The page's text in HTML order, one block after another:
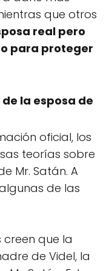
que otros
real pero
para proteger
la esposa de
oficial, los
teorías sobre
Mr. Satán. A
de las
creen que la
de Videl, la